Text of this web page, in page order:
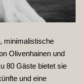
minimalistische
Olivenhainen und
80 Gäste bietet sie
und eine